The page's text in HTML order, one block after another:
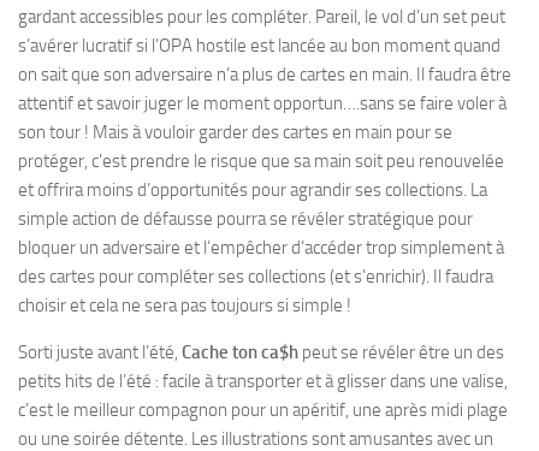
gardant accessibles pour les compléter. Pareil, le vol d’un set peut
s’avérer lucratif si l’OPA hostile est lancée au bon moment quand
on sait que son adversaire n’a plus de cartes en main. Il faudra être
attentif et savoir juger le moment opportun….sans se faire voler à
son tour ! Mais à vouloir garder des cartes en main pour se
protéger, c’est prendre le risque que sa main soit peu renouvelée
et offrira moins d’opportunités pour agrandir ses collections. La
simple action de défausse pourra se révéler stratégique pour
bloquer un adversaire et l’empêcher d’accéder trop simplement à
des cartes pour compléter ses collections (et s’enrichir). Il faudra
choisir et cela ne sera pas toujours si simple !
Sorti juste avant l’été, Cache ton ca$h peut se révéler être un des
petits hits de l’été : facile à transporter et à glisser dans une valise,
c’est le meilleur compagnon pour un apéritif, une après midi plage
ou une soirée détente. Les illustrations sont amusantes avec un